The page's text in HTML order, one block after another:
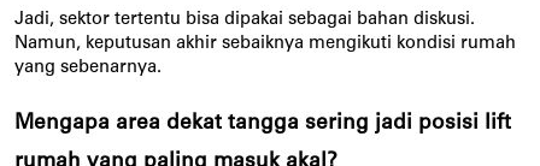
Jadi, sektor tertentu bisa dipakai sebagai bahan diskusi.
Namun, keputusan akhir sebaiknya mengikuti kondisi rumah
yang sebenarnya.
Mengapa area dekat tangga sering jadi posisi lift
rumah yang paling masuk akal?